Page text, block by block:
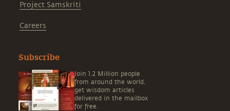
Project Samskriti
Careers
Subscribe
Join 1.2 Million people
from around the world,
get wisdom articles
delivered in the mailbox
for free.